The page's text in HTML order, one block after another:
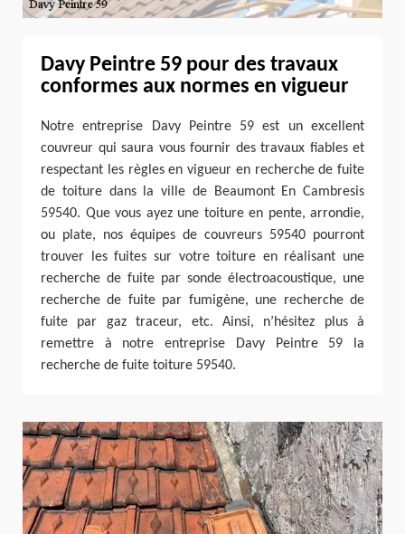
Davy Peintre 59 pour des travaux
conformes aux normes en vigueur
Notre entreprise Davy Peintre 59 est un excellent
couvreur qui saura vous fournir des travaux fiables et
respectant les règles en vigueur en recherche de fuite
de toiture dans la ville de Beaumont En Cambresis
59540. Que vous ayez une toiture en pente, arrondie,
ou plate, nos équipes de couvreurs 59540 pourront
trouver les fuites sur votre toiture en réalisant une
recherche de fuite par sonde électroacoustique, une
recherche de fuite par fumigène, une recherche de
fuite par gaz traceur, etc. Ainsi, n’hésitez plus à
remettre à notre entreprise Davy Peintre 59 la
recherche de fuite toiture 59540.